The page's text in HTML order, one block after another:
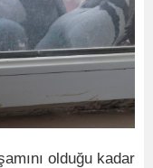
olduğu kadar